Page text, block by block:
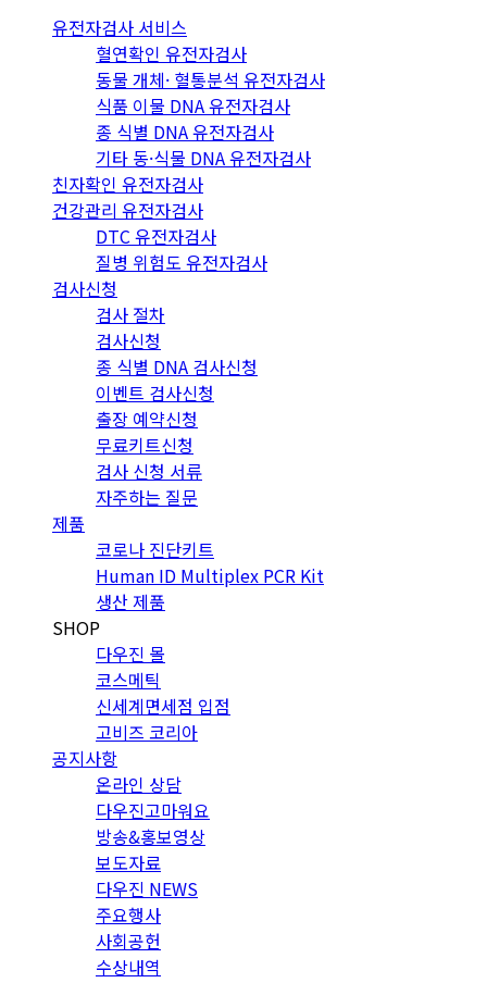
유전자검사 서비스
혈연확인 유전자검사
동물 개체· 혈통분석 유전자검사
식품 이물 DNA 유전자검사
종 식별 DNA 유전자검사
기타 동·식물 DNA 유전자검사
친자확인 유전자검사
건강관리 유전자검사
DTC 유전자검사
질병 위험도 유전자검사
검사신청
검사 절차
검사신청
종 식별 DNA 검사신청
이벤트 검사신청
출장 예약신청
무료키트신청
검사 신청 서류
자주하는 질문
제품
코로나 진단키트
Human ID Multiplex PCR Kit
생산 제품
SHOP
다우진 몰
코스메틱
신세계면세점 입점
고비즈 코리아
공지사항
온라인 상담
다우진고마워요
방송&홍보영상
보도자료
다우진 NEWS
주요행사
사회공헌
수상내역